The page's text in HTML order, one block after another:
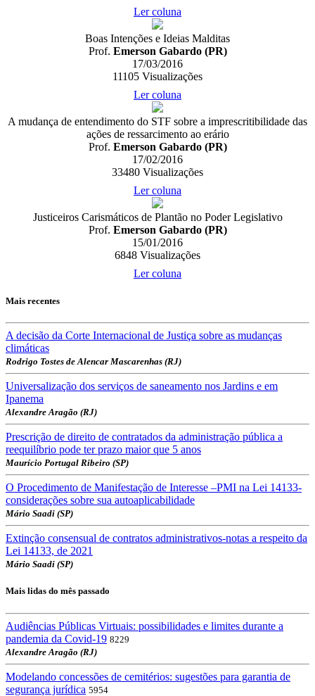
Ler coluna
Boas Intenções e Ideias Malditas
Prof. Emerson Gabardo (PR)
17/03/2016
11105 Visualizações
Ler coluna
A mudança de entendimento do STF sobre a imprescritibilidade das
ações de ressarcimento ao erário
Prof. Emerson Gabardo (PR)
17/02/2016
33480 Visualizações
Ler coluna
Justiceiros Carismáticos de Plantão no Poder Legislativo
Prof. Emerson Gabardo (PR)
15/01/2016
6848 Visualizações
Ler coluna
Mais recentes
A decisão da Corte Internacional de Justiça sobre as mudanças
climáticas
Rodrigo Tostes de Alencar Mascarenhas (RJ)
Universalização dos serviços de saneamento nos Jardins e em
Ipanema
Alexandre Aragão (RJ)
Prescrição de direito de contratados da administração pública a
reequilíbrio pode ter prazo maior que 5 anos
Maurício Portugal Ribeiro (SP)
O Procedimento de Manifestação de Interesse –PMI na Lei 14133-
considerações sobre sua autoaplicabilidade
Mário Saadi (SP)
Extinção consensual de contratos administrativos-notas a respeito da
Lei 14133, de 2021
Mário Saadi (SP)
Mais lidas do mês passado
Audiências Públicas Virtuais: possibilidades e limites durante a
pandemia da Covid-19 8229
Alexandre Aragão (RJ)
Modelando concessões de cemitérios: sugestões para garantia de
segurança jurídica 5954